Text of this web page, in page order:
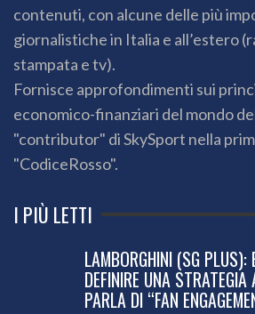
contenuti, con alcune delle più
giornalistiche in Italia e all’estero
stampata e tv).
Fornisce approfondimenti sui
economico-finanziari del mondo
"contributor" di SkySport nella
"CodiceRosso".
I PIÙ LETTI
LAMBORGHINI (SG PLUS):
DEFINIRE UNA
PARLA DI “FAN